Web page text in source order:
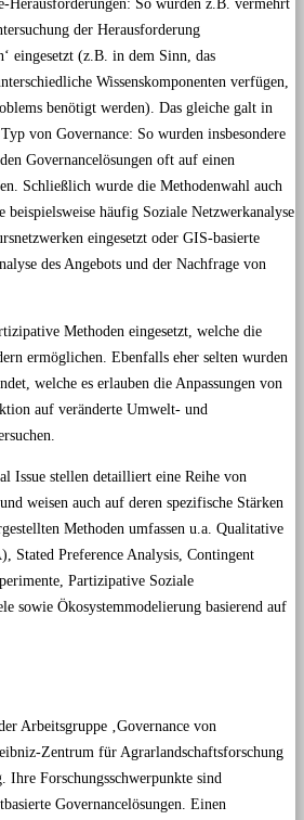
Herausforderungen: So wurden z.B. vermehrt
der Herausforderung
eingesetzt (z.B. in dem Sinn, das
Wissenskomponenten verfügen,
benötigt werden). Das gleiche galt in
von Governance: So wurden insbesondere
Governancelösungen oft auf einen
Schließlich wurde die Methodenwahl auch
beispielsweise häufig Soziale Netzwerkanalyse
eingesetzt oder GIS-basierte
des Angebots und der Nachfrage von
Methoden eingesetzt, welche die
ermöglichen. Ebenfalls eher selten wurden
welche es erlauben die Anpassungen von
auf veränderte Umwelt- und
Issue stellen detailliert eine Reihe von
weisen auch auf deren spezifische Stärken
Methoden umfassen u.a. Qualitative
Stated Preference Analysis, Contingent
Partizipative Soziale
sowie Ökosystemmodelierung basierend auf
Arbeitsgruppe ‚Governance von
Zentrum für Agrarlandschaftsforschung
Forschungsschwerpunkte sind
Governancelösungen. Einen